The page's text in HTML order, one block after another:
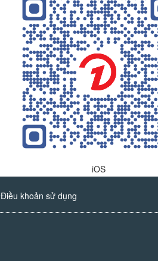
iOS
Điều khoản sử dụng